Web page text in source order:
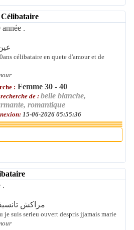
année .
célibataire en quete d'amour et de
: Femme 30 - 40
de : belle blanche,
romantique
15-06-2026 05:55:36
.
مراكش
je suis serieu ouvert despris jjamais marie